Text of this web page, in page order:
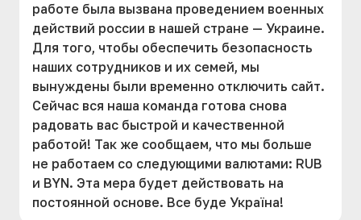
работе была вызвана проведением военных
действий россии в нашей стране — Украине.
Для того, чтобы обеспечить безопасность
наших сотрудников и их семей, мы
вынуждены были временно отключить сайт.
Сейчас вся наша команда готова снова
радовать вас быстрой и качественной
работой! Так же сообщаем, что мы больше
не работаем со следующими валютами: RUB
и BYN. Эта мера будет действовать на
постоянной основе. Все буде Україна!